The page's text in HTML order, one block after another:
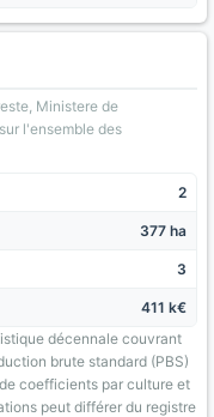
Ministere de
l'ensemble des
2
377 ha
3
411 k€
décennale couvrant
brute standard (PBS)
coefficients par culture et
peut différer du registre